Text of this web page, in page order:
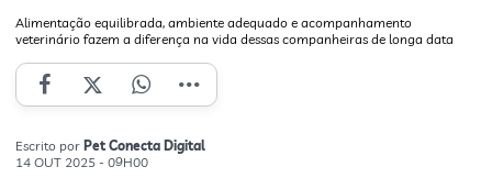
Alimentação equilibrada, ambiente adequado e acompanhamento
veterinário fazem a diferença na vida dessas companheiras de longa data
Escrito por Pet Conecta Digital
14 OUT 2025 - 09H00